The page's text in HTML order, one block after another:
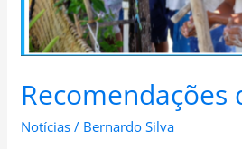
Recomendações
Notícias / Bernardo Silva